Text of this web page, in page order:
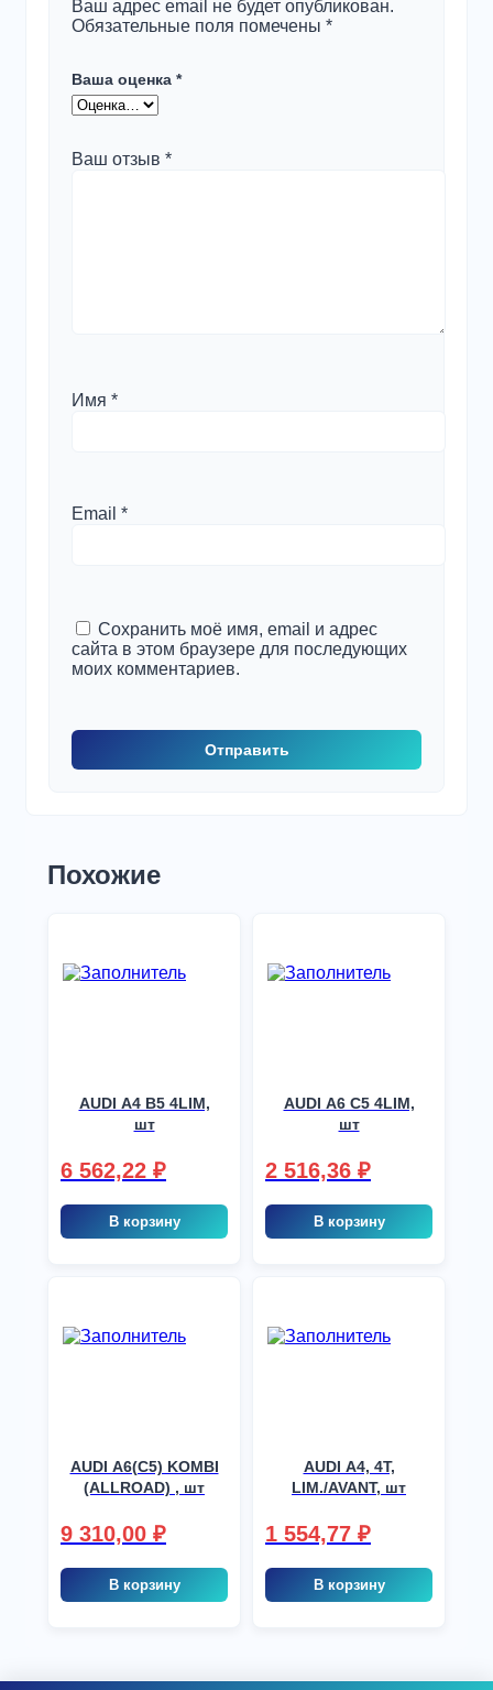
Ваш адрес email не будет опубликован.
Обязательные поля помечены *
Ваша оценка *
Ваш отзыв *
Имя *
Email *
Сохранить моё имя, email и адрес
сайта в этом браузере для последующих
моих комментариев.
Похожие
AUDI A4 B5 4LIM,
шт
6 562,22 ₽
В корзину
AUDI A6 C5 4LIM,
шт
2 516,36 ₽
В корзину
AUDI A6(C5) KOMBI
(ALLROAD) , шт
9 310,00 ₽
В корзину
AUDI A4, 4T,
LIM./AVANT, шт
1 554,77 ₽
В корзину